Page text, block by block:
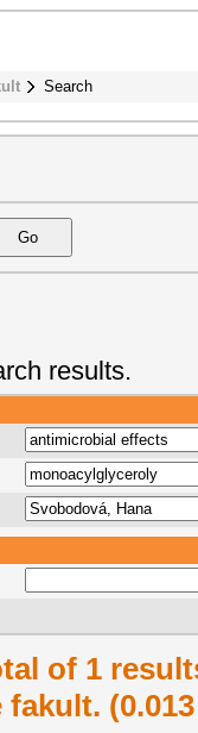
Search
results.
of 1